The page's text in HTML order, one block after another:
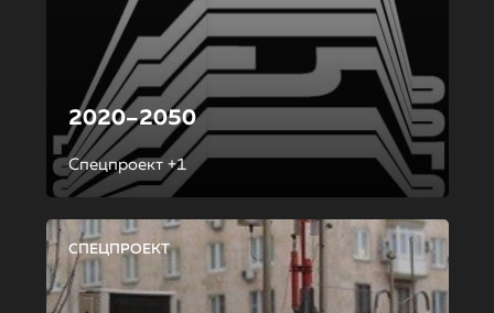
2020–2050
Спецпроект +1
СПЕЦПРОЕКТ